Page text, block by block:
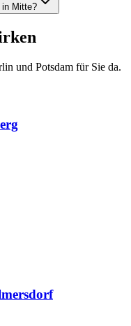
in Mitte?
und Potsdam für Sie da.